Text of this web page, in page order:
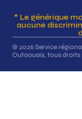
* Le générique
aucune
© 2026 Service
Outaouais, tous droits